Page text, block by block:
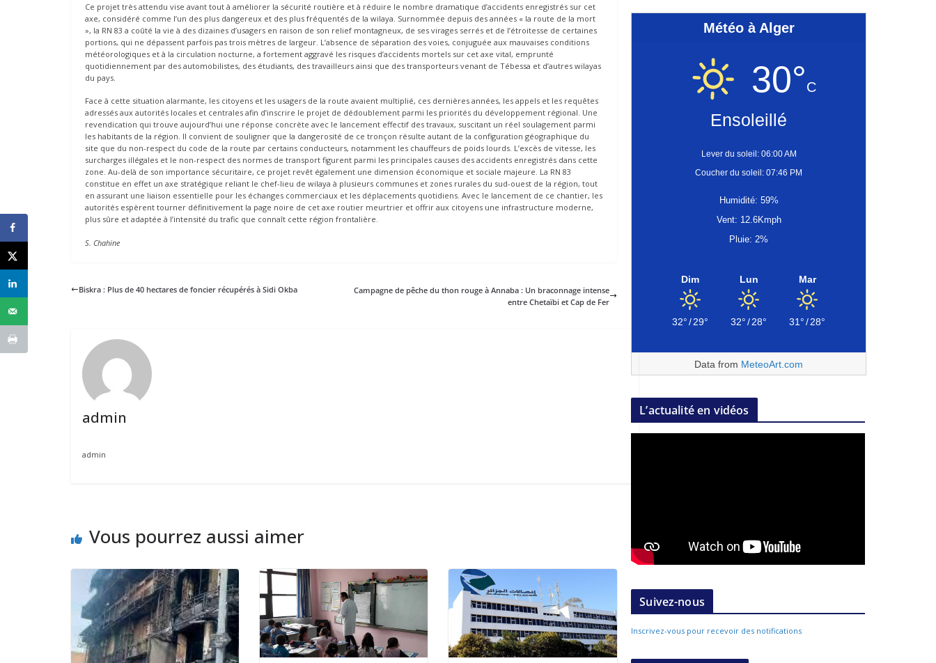
Ce projet très attendu vise avant tout à améliorer la sécurité routière et à réduire le nombre dramatique d’accidents enregistrés sur cet
axe, considéré comme l’un des plus dangereux et des plus fréquentés de la wilaya. Surnommée depuis des années « la route de la mort
», la RN 83 a coûté la vie à des dizaines d’usagers en raison de son relief montagneux, de ses virages serrés et de l’étroitesse de certaines
portions, qui ne dépassent parfois pas trois mètres de largeur. L’absence de séparation des voies, conjuguée aux mauvaises conditions
météorologiques et à la circulation nocturne, a fortement aggravé les risques d’accidents mortels sur cet axe vital, emprunté
quotidiennement par des automobilistes, des étudiants, des travailleurs ainsi que des transporteurs venant de Tébessa et d’autres wilayas
du pays.
Face à cette situation alarmante, les citoyens et les usagers de la route avaient multiplié, ces dernières années, les appels et les requêtes
adressés aux autorités locales et centrales afin d’inscrire le projet de dédoublement parmi les priorités du développement régional. Une
revendication qui trouve aujourd’hui une réponse concrète avec le lancement effectif des travaux, suscitant un réel soulagement parmi
les habitants de la région. Il convient de souligner que la dangerosité de ce tronçon résulte autant de la configuration géographique du
site que du non-respect du code de la route par certains conducteurs, notamment les chauffeurs de poids lourds. L’excès de vitesse, les
surcharges illégales et le non-respect des normes de transport figurent parmi les principales causes des accidents enregistrés dans cette
zone. Au-delà de son importance sécuritaire, ce projet revêt également une dimension économique et sociale majeure. La RN 83
constitue en effet un axe stratégique reliant le chef-lieu de wilaya à plusieurs communes et zones rurales du sud-ouest de la région, tout
en assurant une liaison essentielle pour les échanges commerciaux et les déplacements quotidiens. Avec le lancement de ce chantier, les
autorités espèrent tourner définitivement la page noire de cet axe routier meurtrier et offrir aux citoyens une infrastructure moderne,
plus sûre et adaptée à l’intensité du trafic que connaît cette région frontalière.
S. Chahine
Biskra : Plus de 40 hectares de foncier récupérés à Sidi Okba
Campagne de pêche du thon rouge à Annaba : Un braconnage intense
entre Chetaïbi et Cap de Fer
admin
admin
Vous pourrez aussi aimer
Météo à Alger
30°C
Ensoleillé
Lever du soleil: 06:00 AM
Coucher du soleil: 07:46 PM
Humidité: 59%
Vent: 12.6Kmph
Pluie: 2%
Dim
32°/29°
Lun
32°/28°
Mar
31°/28°
Data from MeteoArt.com
L’actualité en vidéos
Suivez-nous
Inscrivez-vous pour recevoir des notifications